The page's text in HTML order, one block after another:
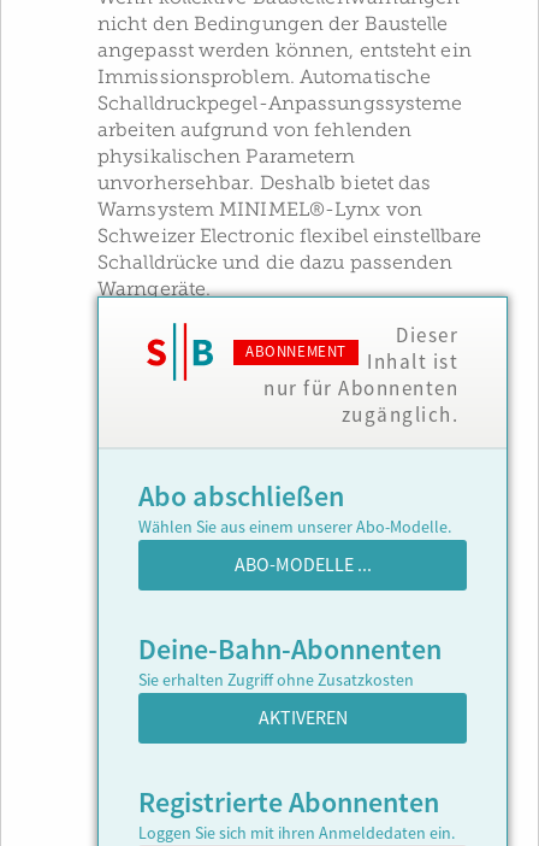
nicht den Bedingungen der Baustelle
angepasst werden können, entsteht ein
Immissionsproblem. Automatische
Schalldruckpegel-Anpassungssysteme
arbeiten aufgrund von fehlenden
physikalischen Parametern
unvorhersehbar. Deshalb bietet das
Warnsystem MINIMEL®-Lynx von
Schweizer Electronic flexibel einstellbare
Schalldrücke und die dazu passenden
Warngeräte.
ABONNEMENT
Dieser
Inhalt ist
nur für Abonnenten
zugänglich.
Abo abschließen
Wählen Sie aus einem unserer Abo-Modelle.
ABO-MODELLE ...
Deine-Bahn-Abonnenten
Sie erhalten Zugriff ohne Zusatzkosten
AKTIVEREN
Registrierte Abonnenten
Loggen Sie sich mit ihren Anmeldedaten ein.